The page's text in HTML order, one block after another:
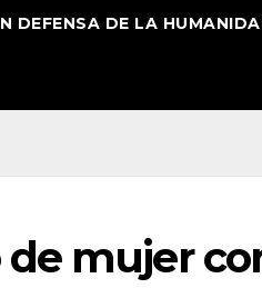
DEFENSA DE LA
mujer